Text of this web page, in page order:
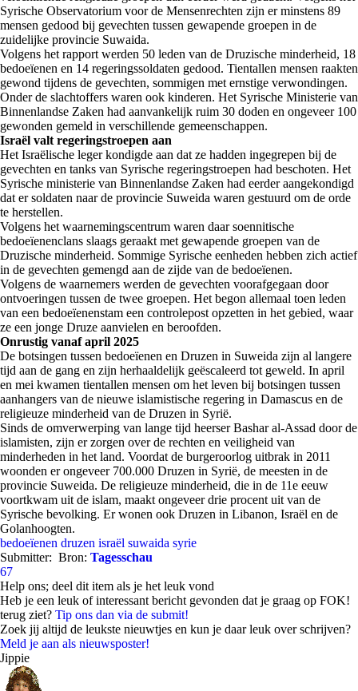
Syrische Observatorium voor de Mensenrechten zijn er minstens 89
mensen gedood bij gevechten tussen gewapende groepen in de
zuidelijke provincie Suwaida.
Volgens het rapport werden 50 leden van de Druzische minderheid, 18
bedoeïenen en 14 regeringssoldaten gedood. Tientallen mensen raakten
gewond tijdens de gevechten, sommigen met ernstige verwondingen.
Onder de slachtoffers waren ook kinderen. Het Syrische Ministerie van
Binnenlandse Zaken had aanvankelijk ruim 30 doden en ongeveer 100
gewonden gemeld in verschillende gemeenschappen.
Israël valt regeringstroepen aan
Het Israëlische leger kondigde aan dat ze hadden ingegrepen bij de
gevechten en tanks van Syrische regeringstroepen had beschoten. Het
Syrische ministerie van Binnenlandse Zaken had eerder aangekondigd
dat er soldaten naar de provincie Suweida waren gestuurd om de orde
te herstellen.
Volgens het waarnemingscentrum waren daar soennitische
bedoeïenenclans slaags geraakt met gewapende groepen van de
Druzische minderheid. Sommige Syrische eenheden hebben zich actief
in de gevechten gemengd aan de zijde van de bedoeïenen.
Volgens de waarnemers werden de gevechten voorafgegaan door
ontvoeringen tussen de twee groepen. Het begon allemaal toen leden
van een bedoeïenenstam een controlepost opzetten in het gebied, waar
ze een jonge Druze aanvielen en beroofden.
Onrustig vanaf april 2025
De botsingen tussen bedoeïenen en Druzen in Suweida zijn al langere
tijd aan de gang en zijn herhaaldelijk geëscaleerd tot geweld. In april
en mei kwamen tientallen mensen om het leven bij botsingen tussen
aanhangers van de nieuwe islamistische regering in Damascus en de
religieuze minderheid van de Druzen in Syrië.
Sinds de omverwerping van lange tijd heerser Bashar al-Assad door de
islamisten, zijn er zorgen over de rechten en veiligheid van
minderheden in het land. Voordat de burgeroorlog uitbrak in 2011
woonden er ongeveer 700.000 Druzen in Syrië, de meesten in de
provincie Suweida. De religieuze minderheid, die in de 11e eeuw
voortkwam uit de islam, maakt ongeveer drie procent uit van de
Syrische bevolking. Er wonen ook Druzen in Libanon, Israël en de
Golanhoogten.
bedoeïenen druzen israël suwaida syrie
Submitter: Bron: Tagesschau
67
Help ons; deel dit item als je het leuk vond
Heb je een leuk of interessant bericht gevonden dat je graag op FOK!
terug ziet? Tip ons dan via de submit!
Zoek jij altijd de leukste nieuwtjes en kun je daar leuk over schrijven?
Meld je aan als nieuwsposter!
Jippie